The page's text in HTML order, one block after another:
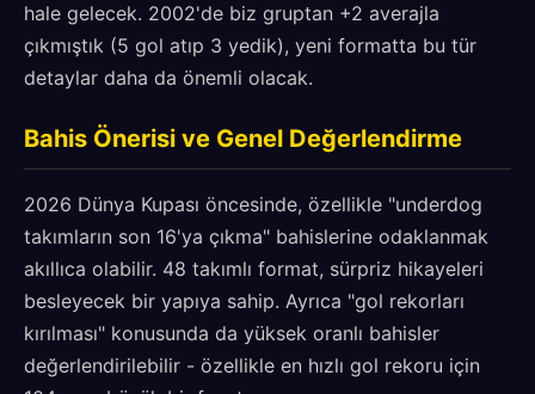
hale gelecek. 2002'de biz gruptan +2 averajla
çıkmıştık (5 gol atıp 3 yedik), yeni formatta bu tür
detaylar daha da önemli olacak.
Bahis Önerisi ve Genel Değerlendirme
2026 Dünya Kupası öncesinde, özellikle "underdog
takımların son 16'ya çıkma" bahislerine odaklanmak
akıllıca olabilir. 48 takımlı format, sürpriz hikayeleri
besleyecek bir yapıya sahip. Ayrıca "gol rekorları
kırılması" konusunda da yüksek oranlı bahisler
değerlendirilebilir - özellikle en hızlı gol rekoru için